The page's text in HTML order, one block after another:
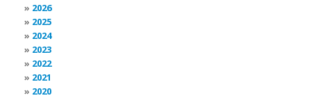
2026
2025
2024
2023
2022
2021
2020